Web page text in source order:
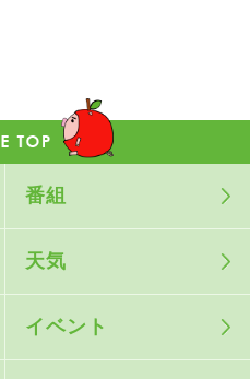
番組
天気
イベント